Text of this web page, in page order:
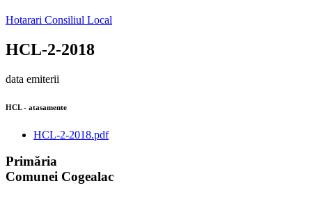
Hotarari Consiliul Local
HCL-2-2018
data emiterii
HCL - atasamente
HCL-2-2018.pdf
Primăria
Comunei Cogealac